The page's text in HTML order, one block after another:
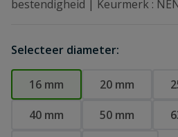
bestendigheid | Keurmerk :
Selecteer diameter:
16 mm 20 mm
40 mm
50 mm